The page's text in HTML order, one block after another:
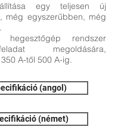
egy teljesen új
még egyszerűbben, még
rendszer
megoldására,
A-től 500 A-ig.
(angol)
(német)